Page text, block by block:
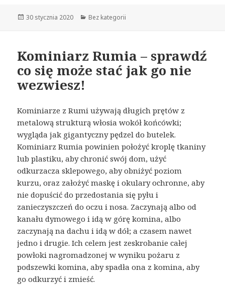
Opublikowano
30 stycznia 2020 Kategorie
Bez kategorii
Kominiarz Rumia – sprawdź
co się może stać jak go nie
wezwiesz!
Kominiarze z Rumi używają długich prętów z
metalową strukturą włosia wokół końcówki;
wygląda jak gigantyczny pędzel do butelek.
Kominiarz Rumia powinien położyć kroplę tkaniny
lub plastiku, aby chronić swój dom, użyć
odkurzacza sklepowego, aby obniżyć poziom
kurzu, oraz założyć maskę i okulary ochronne, aby
nie dopuścić do przedostania się pyłu i
zanieczyszczeń do oczu i nosa. Zaczynają albo od
kanału dymowego i idą w górę komina, albo
zaczynają na dachu i idą w dół; a czasem nawet
jedno i drugie. Ich celem jest zeskrobanie całej
powłoki nagromadzonej w wyniku pożaru z
podszewki komina, aby spadła ona z komina, aby
go odkurzyć i zmieść.